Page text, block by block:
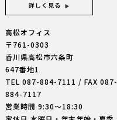
詳しく見る
高松オフィス
〒761-0303
香川県高松市六条町
647番地1
TEL 087-884-7111 / FAX 087-
884-7117
営業時間 9:30〜18:30